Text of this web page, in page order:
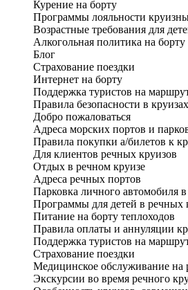
Курение на борту
Программы лояльности
Возрастные требования для
Алкогольная политика на борту
Блог
Страхование поездки
Интернет на борту
Поддержка туристов на
Правила безопасности в круизах
Добро пожаловаться
Адреса морских портов и
Правила покупки а/билетов к
Для клиентов речных круизов
Отдых в речном круизе
Адреса речных портов
Парковка личного автомобиля
Программы для детей в речных
Питание на борту теплоходов
Правила оплаты и аннуляции
Поддержка туристов на
Страхование поездки
Медицинское обслуживание на
Экскурсии во время речного